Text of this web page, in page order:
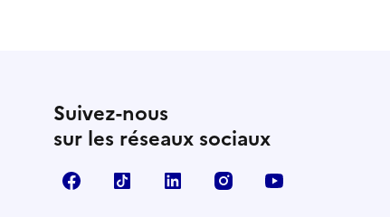
Suivez-nous
sur les réseaux sociaux
FacebookTikTok LinkedIn Instagram